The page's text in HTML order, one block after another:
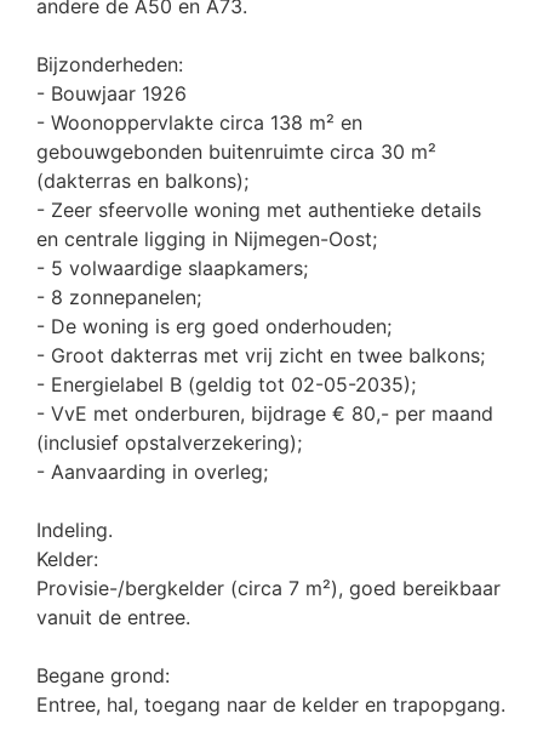
andere de A50 en A73.
Bijzonderheden:
- Bouwjaar 1926
- Woonoppervlakte circa 138 m² en
gebouwgebonden buitenruimte circa 30 m²
(dakterras en balkons);
- Zeer sfeervolle woning met authentieke details
en centrale ligging in Nijmegen-Oost;
- 5 volwaardige slaapkamers;
- 8 zonnepanelen;
- De woning is erg goed onderhouden;
- Groot dakterras met vrij zicht en twee balkons;
- Energielabel B (geldig tot 02-05-2035);
- VvE met onderburen, bijdrage € 80,- per maand
(inclusief opstalverzekering);
- Aanvaarding in overleg;
Indeling.
Kelder:
Provisie-/bergkelder (circa 7 m²), goed bereikbaar
vanuit de entree.
Begane grond:
Entree, hal, toegang naar de kelder en trapopgang.